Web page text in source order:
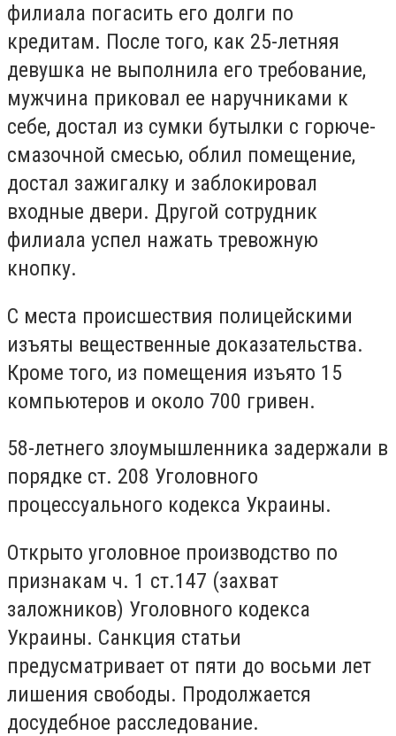
филиала погасить его долги по
кредитам. После того, как 25-летняя
девушка не выполнила его требование,
мужчина приковал ее наручниками к
себе, достал из сумки бутылки с горюче-
смазочной смесью, облил помещение,
достал зажигалку и заблокировал
входные двери. Другой сотрудник
филиала успел нажать тревожную
кнопку.
С места происшествия полицейскими
изъяты вещественные доказательства.
Кроме того, из помещения изъято 15
компьютеров и около 700 гривен.
58-летнего злоумышленника задержали в
порядке ст. 208 Уголовного
процессуального кодекса Украины.
Открыто уголовное производство по
признакам ч. 1 ст.147 (захват
заложников) Уголовного кодекса
Украины. Санкция статьи
предусматривает от пяти до восьми лет
лишения свободы. Продолжается
досудебное расследование.